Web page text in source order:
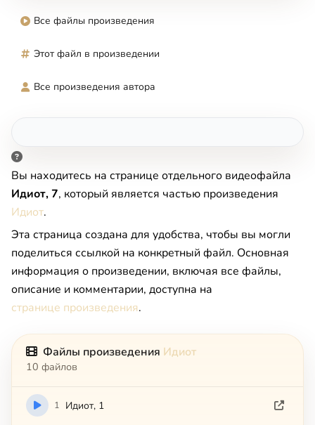
Все файлы произведения
Этот файл в произведении
Все произведения автора
Вы находитесь на странице отдельного видеофайла
Идиот, 7, который является частью произведения
Идиот.
Эта страница создана для удобства, чтобы вы могли
поделиться ссылкой на конкретный файл. Основная
информация о произведении, включая все файлы,
описание и комментарии, доступна на
странице произведения.
Файлы произведения Идиот
10 файлов
1 Идиот, 1